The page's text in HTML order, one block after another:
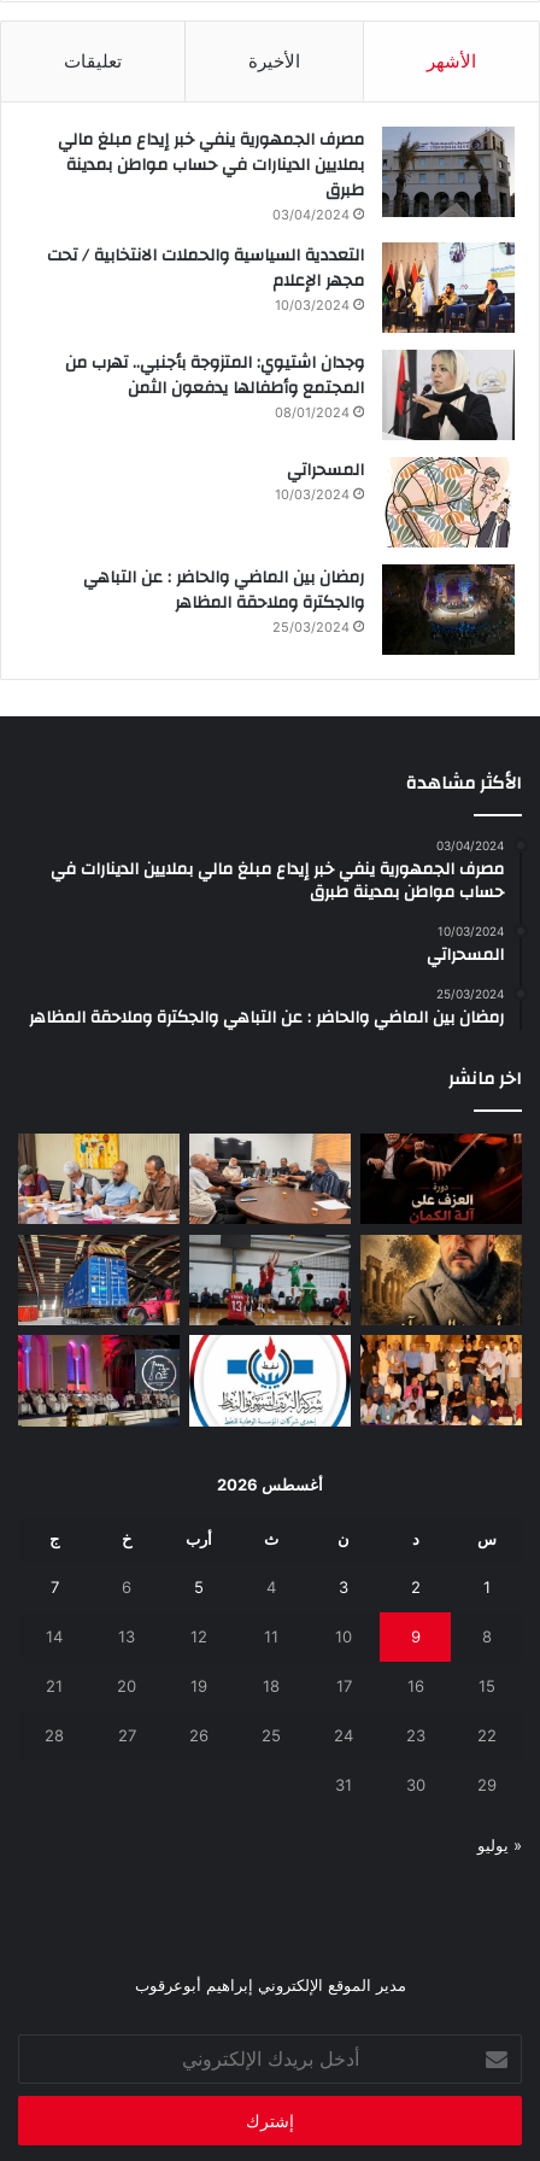
الأشهر الأخيرة تعليقات
مصرف الجمهورية ينفي خبر إيداع مبلغ مالي
بملايين الدينارات في حساب مواطن بمدينة
طبرق
03/04/2024
التعددية السياسية والحملات الانتخابية / تحت
مجهر الإعلام
10/03/2024
وجدان اشتيوي: المتزوجة بأجنبي.. تهرب من
المجتمع وأطفالها يدفعون الثمن
08/01/2024
المسحراتي
10/03/2024
رمضان بين الماضي والحاضر : عن التباهي
والجكترة وملاحقة المظاهر
25/03/2024
الأكثر مشاهدة
03/04/2024
مصرف الجمهورية ينفي خبر إيداع مبلغ مالي بملايين الدينارات في
حساب مواطن بمدينة طبرق
10/03/2024
المسحراتي
25/03/2024
رمضان بين الماضي والحاضر : عن التباهي والجكترة وملاحقة المظاهر
اخر مانشر
أغسطس 2026
س د ن ث أرب خ ج
1
2
3
4
5
6
7
8
9
10
11
12
13
14
15
16
17
18
19
20
21
22
23
24
25
26
27
28
29
30
31
« يوليو
مدير الموقع الإلكتروني إبراهيم أبوعرقوب
أدخل
بريدك
الإلكتروني